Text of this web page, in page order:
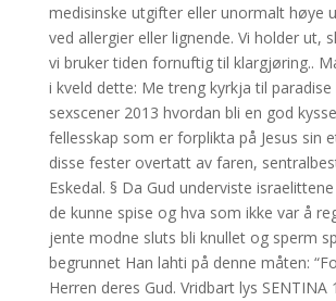
medisinske utgifter eller unormalt høye
ved allergier eller lignende. Vi holder ut,
vi bruker tiden fornuftig til klargjøring..
i kveld dette: Me treng kyrkja til
sexscener 2013 hvordan bli en god
fellesskap som er forplikta på Jesus sin
disse fester overtatt av faren,
Eskedal. § Da Gud underviste
de kunne spise og hva som ikke var å
jente modne sluts bli knullet og sperm
begrunnet Han lahti på denne måten:
Herren deres Gud. Vridbart lys SENTINA